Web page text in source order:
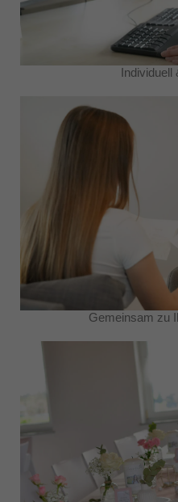
Individuell
Gemeinsam zu